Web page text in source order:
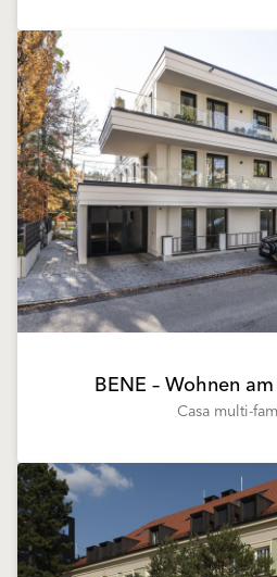
BENE – Wohnen
Casa multi-